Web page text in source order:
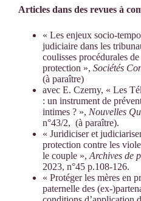
Articles dans des revues à
« Les enjeux socio-
judiciaire dans les
coulisses procédurales
protection », Sociétés
(à paraître)
avec E. Czerny, « Les
: un instrument de
intimes ? », Nouvelles
n°43/2, (à paraître).
« Juridiciser et
protection contre les
le couple », Archives de
2023, n°45 p.108-126.
« Protéger les mères en
paternelle des (ex-